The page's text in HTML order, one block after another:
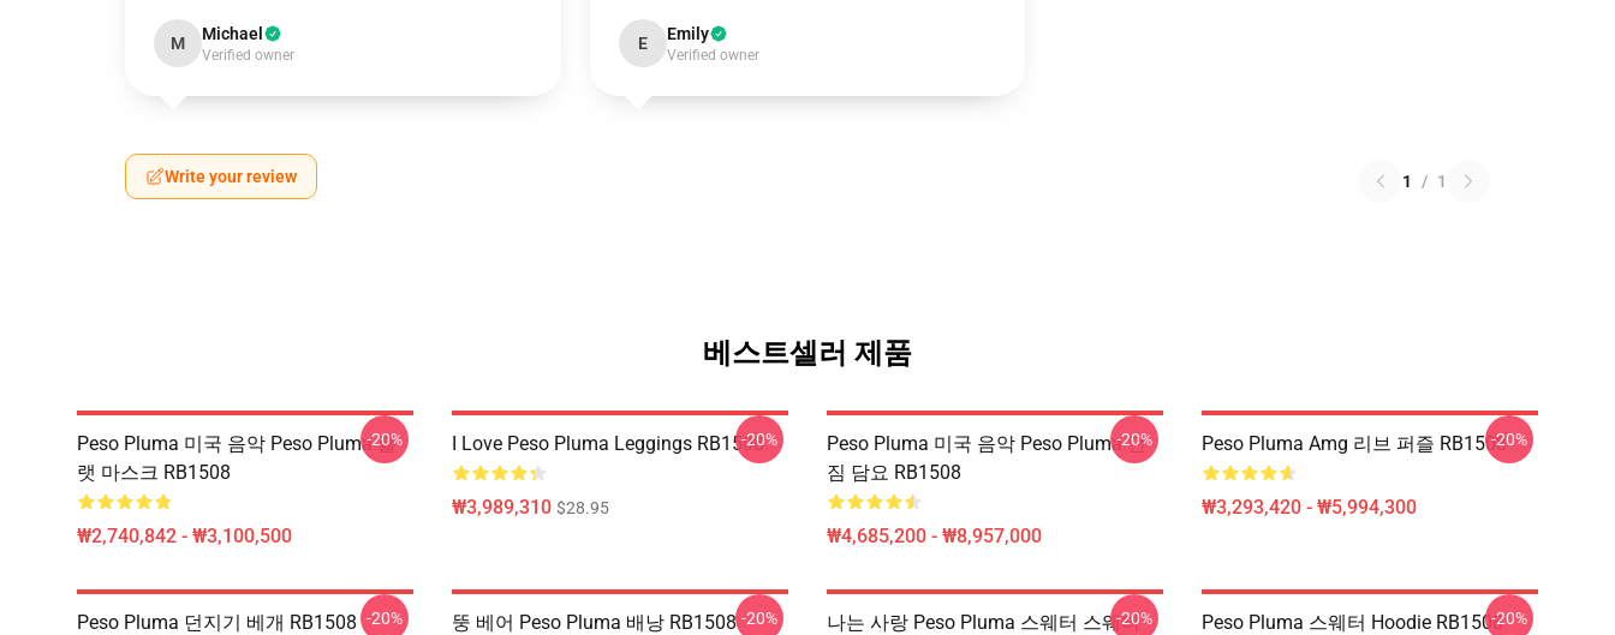
M Michael
Verified owner
E Emily
Verified owner
Write your review 1 / 1
베스트셀러 제품
Peso Pluma 미국 음악 Peso Pluma 플
랫 마스크 RB1508
₩2,740,842 - ₩3,100,500
-20% I Love Peso Pluma Leggings RB1508
₩3,989,310 $28.95
-20%
Peso Pluma 미국 음악 Peso Pluma 던
짐 담요 RB1508
₩4,685,200 - ₩8,957,000
-20% Peso Pluma Amg 리브 퍼즐 RB1508
₩3,293,420 - ₩5,994,300
-20%
Peso Pluma 던지기 베개 RB1508 -20% 뚱 베어 Peso Pluma 배낭 RB1508 -20%
나는 사랑 Peso Pluma 스웨터 스웨터
-20% Peso Pluma 스웨터 Hoodie RB1508-20%